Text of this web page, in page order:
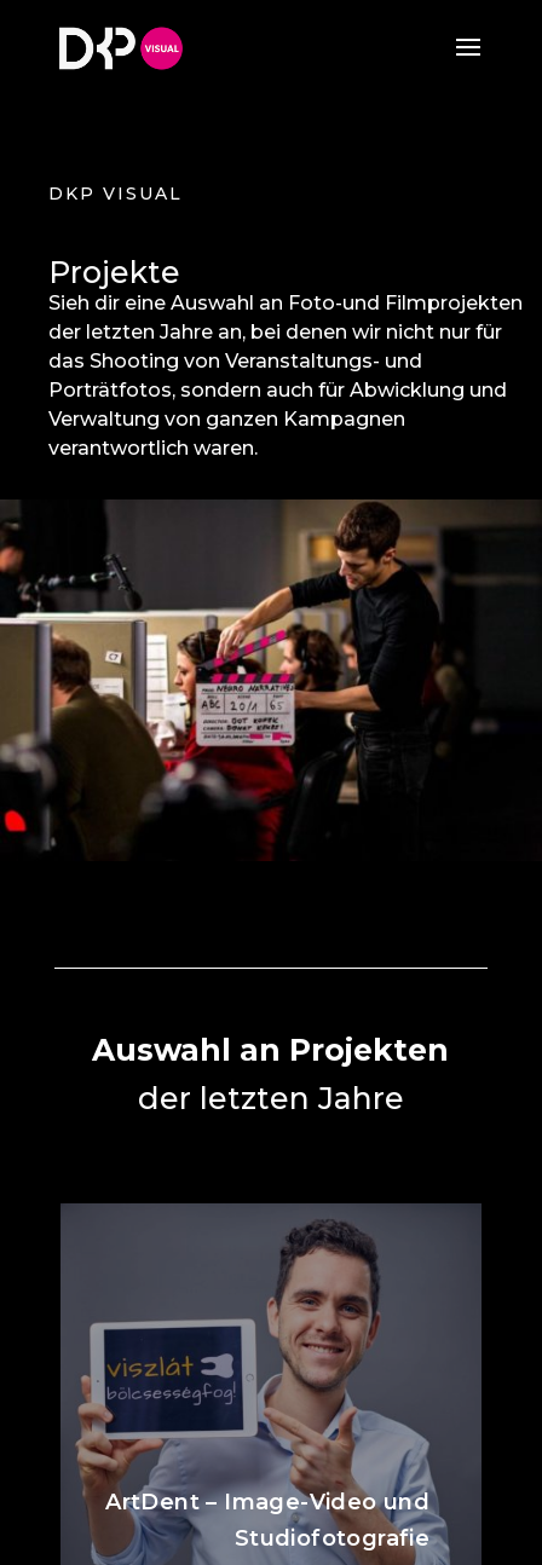
DKP VISUAL
Projekte
Sieh dir eine Auswahl an Foto-und Filmprojekten
der letzten Jahre an, bei denen wir nicht nur für
das Shooting von Veranstaltungs- und
Porträtfotos, sondern auch für Abwicklung und
Verwaltung von ganzen Kampagnen
verantwortlich waren.
Auswahl an Projekten
der letzten Jahre
ArtDent – Image-Video und
Studiofotografie